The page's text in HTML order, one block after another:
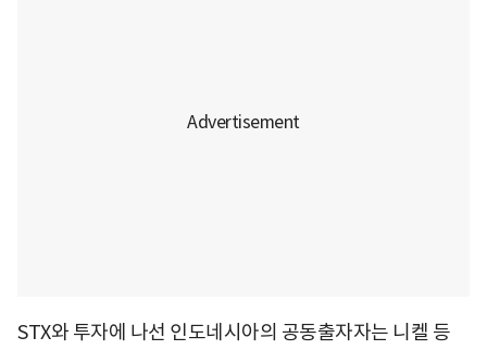
STX와 투자에 나선 인도네시아의 공동출자자는 니켈 등